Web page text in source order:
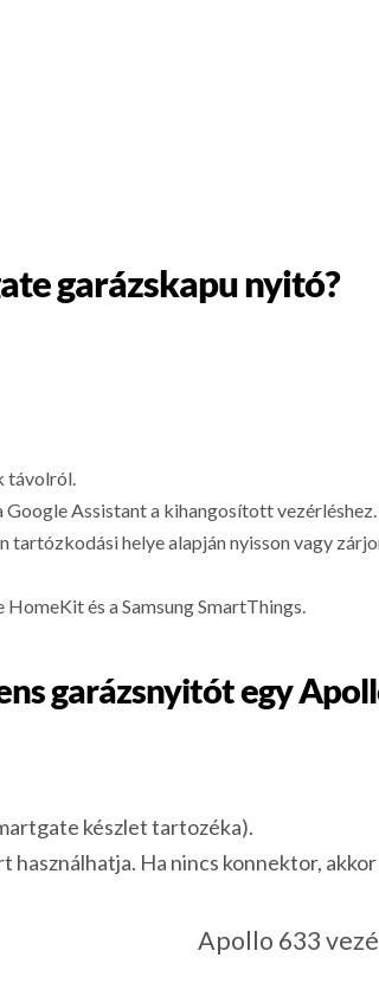
garázskapu nyitó?
távolról.
Google Assistant a kihangosított vezérléshez.
helye alapján nyisson vagy
és a Samsung SmartThings.
garázsnyitót egy
készlet tartozéka).
Ha nincs konnektor, akkor
Apollo 633